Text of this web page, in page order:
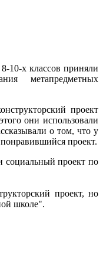
10-х классов приняли
метапредметных
проект
они использовали
о том, что у
проект.
социальный проект по
проект, но
школе".